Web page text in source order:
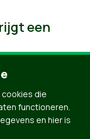
een
die
functioneren.
en hier is